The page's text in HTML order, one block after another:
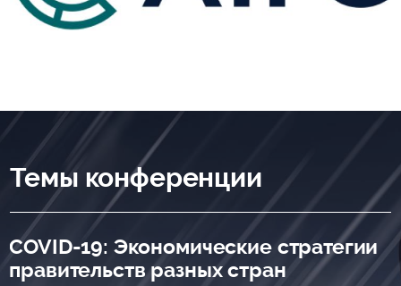
Темы конференции
COVID-19: Экономические стратегии
правительств разных стран